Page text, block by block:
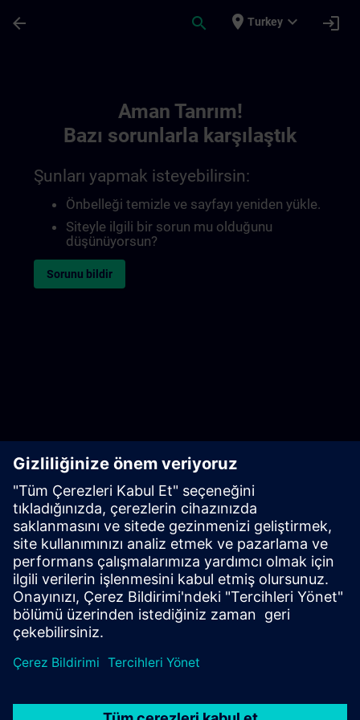
arrow_back search place Turkey expand_more login
Aman Tanrım!
Bazı sorunlarla karşılaştık
Şunları yapmak isteyebilirsin:
Önbelleği temizle ve sayfayı yeniden yükle.
Siteyle ilgili bir sorun mu olduğunu
düşünüyorsun?
Sorunu bildir